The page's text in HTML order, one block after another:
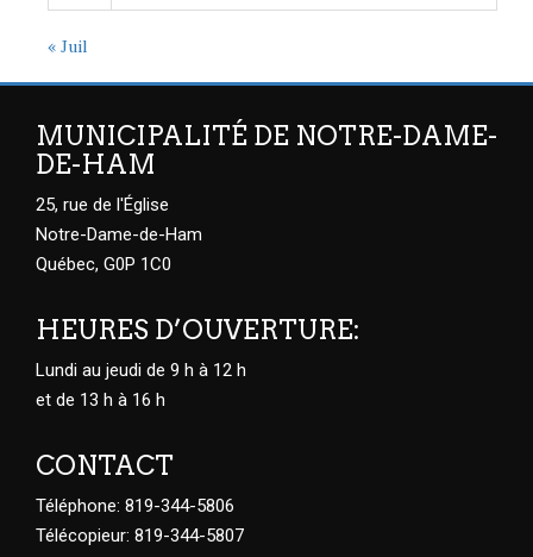
« Juil
MUNICIPALITÉ DE NOTRE-DAME-
DE-HAM
25, rue de l'Église
Notre-Dame-de-Ham
Québec, G0P 1C0
HEURES D’OUVERTURE:
Lundi au jeudi de 9 h à 12 h
et de 13 h à 16 h
CONTACT
Téléphone: 819-344-5806
Télécopieur: 819-344-5807